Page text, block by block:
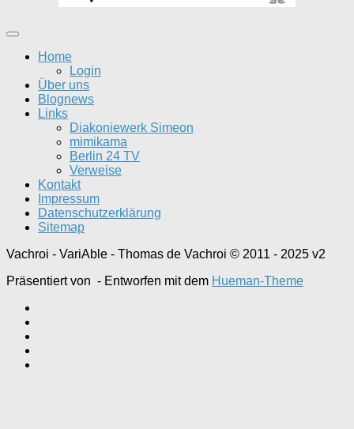
Home
Login
Über uns
Blognews
Links
Diakoniewerk Simeon
mimikama
Berlin 24 TV
Verweise
Kontakt
Impressum
Datenschutzerklärung
Sitemap
Vachroi - VariAble - Thomas de Vachroi © 2011 - 2025 v2
Präsentiert von - Entworfen mit dem Hueman-Theme